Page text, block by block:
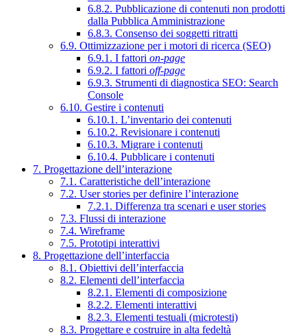
6.8.2. Pubblicazione di contenuti non prodotti
dalla Pubblica Amministrazione
6.8.3. Consenso dei soggetti ritratti
6.9. Ottimizzazione per i motori di ricerca (SEO)
6.9.1. I fattori on-page
6.9.2. I fattori off-page
6.9.3. Strumenti di diagnostica SEO: Search
Console
6.10. Gestire i contenuti
6.10.1. L’inventario dei contenuti
6.10.2. Revisionare i contenuti
6.10.3. Migrare i contenuti
6.10.4. Pubblicare i contenuti
7. Progettazione dell’interazione
7.1. Caratteristiche dell’interazione
7.2. User stories per definire l’interazione
7.2.1. Differenza tra scenari e user stories
7.3. Flussi di interazione
7.4. Wireframe
7.5. Prototipi interattivi
8. Progettazione dell’interfaccia
8.1. Obiettivi dell’interfaccia
8.2. Elementi dell’interfaccia
8.2.1. Elementi di composizione
8.2.2. Elementi interattivi
8.2.3. Elementi testuali (microtesti)
8.3. Progettare e costruire in alta fedeltà